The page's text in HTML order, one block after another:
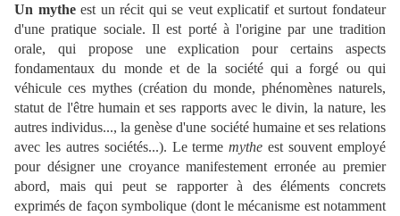
Un mytheest un récit qui se veut explicatif et surtout fondateur
d'une pratique sociale. Il est porté à l'origine par une tradition
orale, qui propose une explication pour certains aspects
fondamentaux du monde et de la société qui a forgé ou qui
véhicule ces mythes (création du monde, phénomènes naturels,
statut de l'être humain et ses rapports avec le divin, la nature, les
autres individus..., la genèse d'une société humaine et ses relations
avec les autres sociétés...). Le termemythe est souvent employé
pour désigner une croyance manifestement erronée au premier
abord, mais qui peut se rapporter à des éléments concrets
exprimés de façon symbolique (dont le mécanisme est notamment